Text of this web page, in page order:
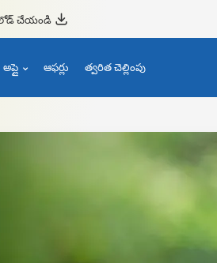
చేయండి
అప్లై ఆఫర్లు త్వరిత చెల్లింపు